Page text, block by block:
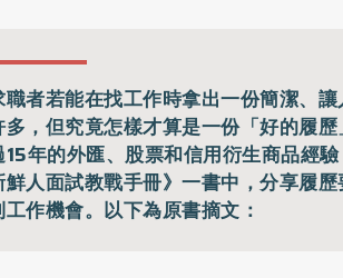
職者若能在找工作時拿出一份簡潔、
多，但究竟怎樣才算是一份「好的履
15年的外匯、股票和信用衍生商品經
鮮人面試教戰手冊》一書中，分享履
工作機會。以下為原書摘文：